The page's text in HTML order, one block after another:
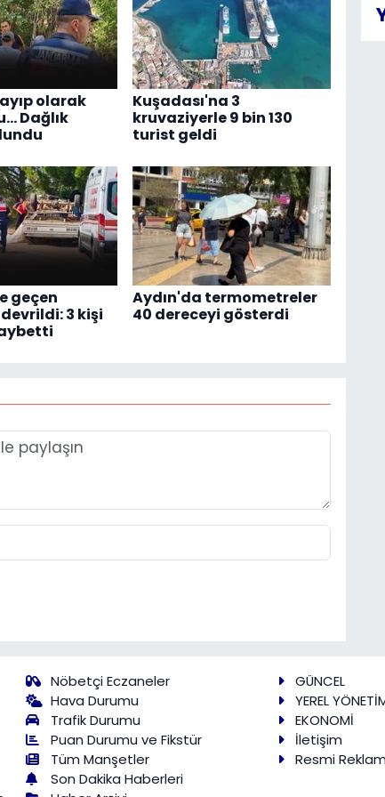
olarak
Dağlık
Kuşadası'na 3
kruvaziyerle 9 bin 130
turist geldi
geçen
3 kişi
Aydın'da termometreler
40 dereceyi gösterdi
Nöbetçi Eczaneler
Hava Durumu
Trafik Durumu
Puan Durumu ve Fikstür
Tüm Manşetler
Son Dakika Haberleri
GÜNCEL
YEREL
EKONOMİ
İletişim
Resmi Reklam